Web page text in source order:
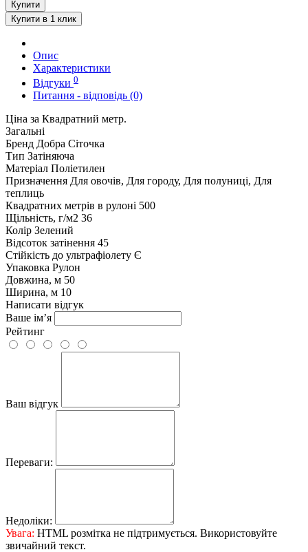
Купити
Купити в 1 клик
Опис
Характеристики
Відгуки 0
Питання - відповідь (0)
Ціна за Квадратний метр.
Загальні
Бренд Добра Сіточка
Тип Затіняюча
Матеріал Поліетилен
Призначення Для овочів, Для городу, Для полуниці, Для
теплиць
Квадратних метрів в рулоні 500
Щільність, г/м2 36
Колір Зелений
Відсоток затінення 45
Стійкість до ультрафіолету Є
Упаковка Рулон
Довжина, м 50
Ширина, м 10
Написати відгук
Ваше ім’я
Рейтинг
Ваш відгук
Переваги:
Недоліки:
Увага: HTML розмітка не підтримується. Використовуйте
звичайний текст.